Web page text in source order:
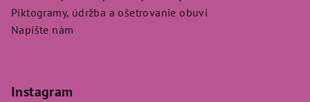
Piktogramy, údržba a ošetrovanie obuvi
Napíšte nám
Instagram